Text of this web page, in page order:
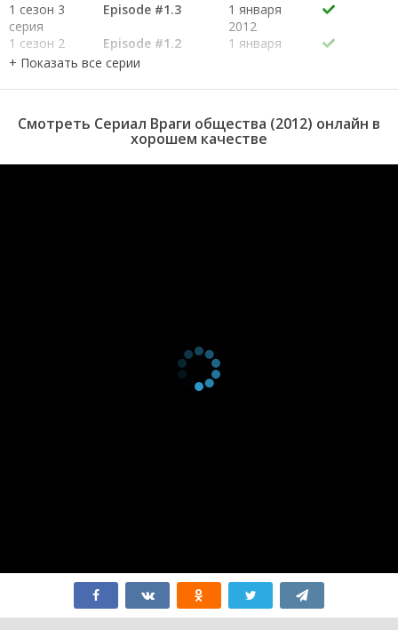
1 сезон 3
серия
Episode #1.3
1 января
2012
1 сезон 2
серия
Episode #1.2
1 января
серия
2012
Смотреть Сериал Враги общества (2012) онлайн в
хорошем качестве